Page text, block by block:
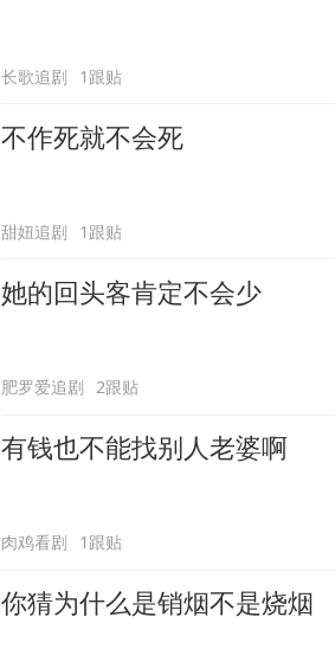
长歌追剧 1跟贴
不作死就不会死
甜妞追剧 1跟贴
她的回头客肯定不会少
肥罗爱追剧 2跟贴
有钱也不能找别人老婆啊
肉鸡看剧 1跟贴
你猜为什么是销烟不是烧烟